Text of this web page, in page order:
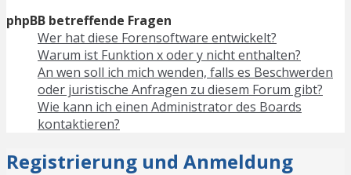
phpBB betreffende Fragen
Wer hat diese Forensoftware entwickelt?
Warum ist Funktion x oder y nicht enthalten?
An wen soll ich mich wenden, falls es Beschwerden
oder juristische Anfragen zu diesem Forum gibt?
Wie kann ich einen Administrator des Boards
kontaktieren?
Registrierung und Anmeldung